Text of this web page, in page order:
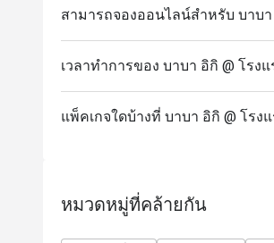
สามารถจองออนไลน์สำหรับ บาบ
เวลาทำการของ บาบา อิกิ @ โร
แพ็คเกจใดบ้างที่ บาบา อิกิ @ โร
หมวดหมู่ที่คล้ายกัน